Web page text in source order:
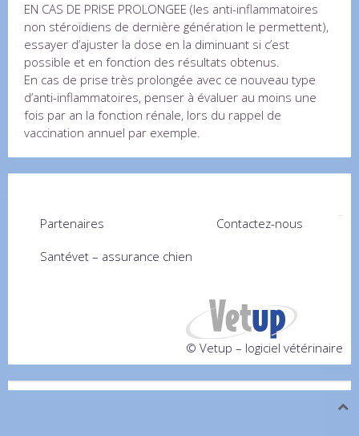
EN CAS DE PRISE PROLONGEE (les anti-inflammatoires
non stéroïdiens de dernière génération le permettent),
essayer d’ajuster la dose en la diminuant si c’est
possible et en fonction des résultats obtenus.
En cas de prise très prolongée avec ce nouveau type
d’anti-inflammatoires, penser à évaluer au moins une
fois par an la fonction rénale, lors du rappel de
vaccination annuel par exemple.
Partenaires
Santévet – assurance chien
Contactez-nous
© Vetup – logiciel vétérinaire